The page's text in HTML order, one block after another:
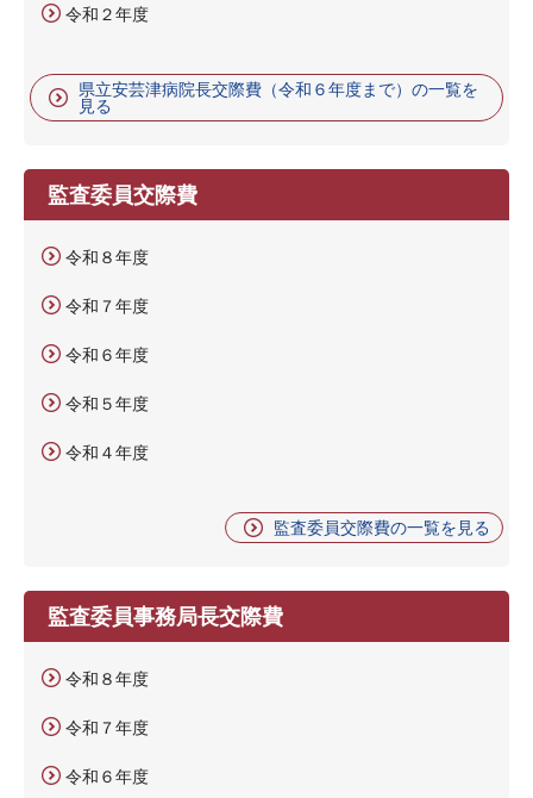
令和２年度
県立安芸津病院長交際費（令和６年度まで）の一覧を
見る
監査委員交際費
令和８年度
令和７年度
令和６年度
令和５年度
令和４年度
監査委員交際費の一覧を見る
監査委員事務局長交際費
令和８年度
令和７年度
令和６年度